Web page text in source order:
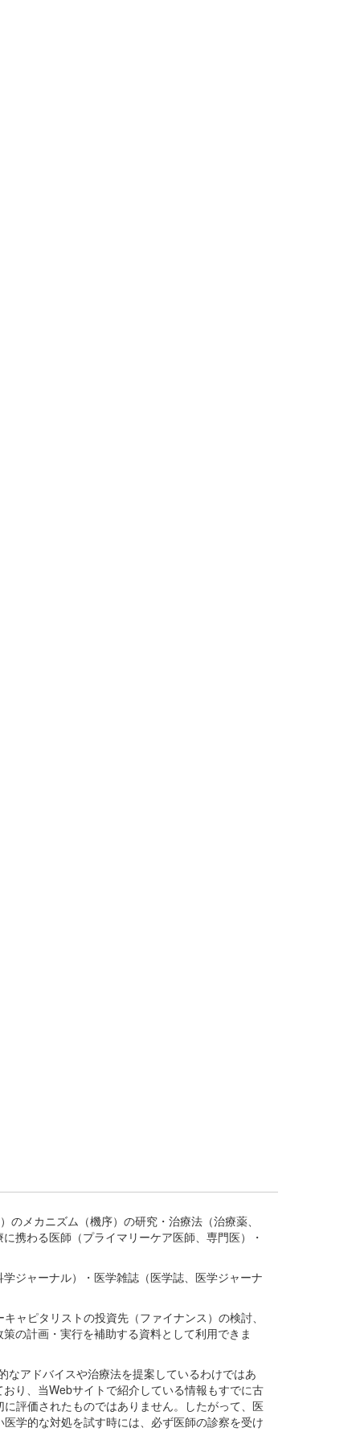
メカニズム（機序）の研究・治療法（治療薬、
携わる医師（プライマリーケア医師、専門医）・
ジャーナル）・医学雑誌（医学誌、医学ジャーナ
ャピタリストの投資先（ファイナンス）の検討、
の計画・実行を補助する資料として利用できま
アドバイスや治療法を提案しているわけではあ
り、当Webサイトで紹介している情報もすでに古
評価されたものではありません。したがって、医
学的な対処を試す時には、必ず医師の診察を受け